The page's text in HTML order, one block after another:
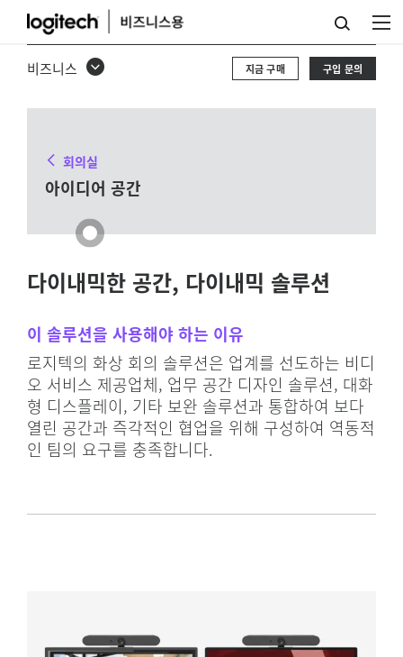
아
이
솔
비즈니스 구입 문의
지금 구매
회의실
아이디어 공간
다이내믹한 공간, 다이내믹 솔루션
이 솔루션을 사용해야 하는 이유
로지텍의 화상 회의 솔루션은 업계를 선도하는 비디
오 서비스 제공업체, 업무 공간 디자인 솔루션, 대화
형 디스플레이, 기타 보완 솔루션과 통합하여 보다
열린 공간과 즉각적인 협업을 위해 구성하여 역동적
인 팀의 요구를 충족합니다.